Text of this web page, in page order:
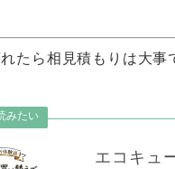
たら相見積もりは大事
エコキュ